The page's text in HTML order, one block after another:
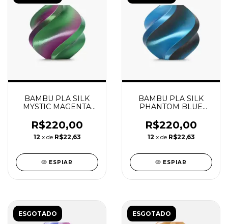
BAMBU PLA SILK
MYSTIC MAGENTA
REUTILIZAVEL
BAMBU
R$220,00
12 x de R$22,63
ESPIAR
BAMBU PLA SILK
PHANTOM BLUE
REUTILIZAVEL
BAMBU
R$220,00
12 x de R$22,63
ESPIAR
ESGOTADO ESGOTADO